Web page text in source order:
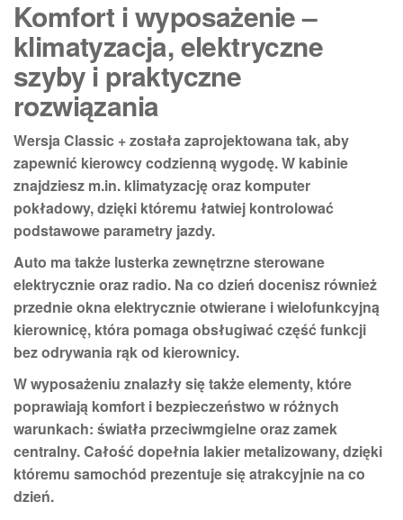
Komfort i wyposażenie –
klimatyzacja, elektryczne
szyby i praktyczne
rozwiązania
Wersja Classic + została zaprojektowana tak, aby
zapewnić kierowcy codzienną wygodę. W kabinie
znajdziesz m.in. klimatyzacjęoraz komputer
pokładowy, dzięki któremu łatwiej kontrolować
podstawowe parametry jazdy.
Auto ma także lusterka zewnętrzne sterowane
elektrycznieoraz radio. Na co dzień docenisz również
przednie okna elektrycznie otwierane iwielofunkcyjną
kierownicę, która pomaga obsługiwać część funkcji
bez odrywania rąk od kierownicy.
W wyposażeniu znalazły się także elementy, które
poprawiają komfort i bezpieczeństwo w różnych
warunkach: światła przeciwmgielneorazzamek
centralny. Całość dopełnia lakier metalizowany, dzięki
któremu samochód prezentuje się atrakcyjnie na co
dzień.